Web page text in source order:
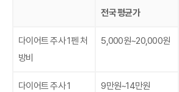
전국 평균가
다이어트 주사 1펜 처
방비
5,000원~20,000원
다이어트 주사 1 9만원~14만원